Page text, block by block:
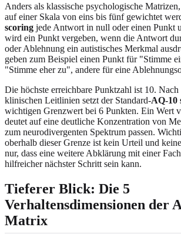
Anders als klassische psychologische
auf einer Skala von eins bis fünf gewichtet
scoring jede Antwort in null oder einen Punkt
wird ein Punkt vergeben, wenn die Antwort
oder Ablehnung ein autistisches Merkmal
geben zum Beispiel einen Punkt für "Stimme
"Stimme eher zu", andere für eine
Die höchste erreichbare Punktzahl ist 10.
klinischen Leitlinien setzt der Standard-AQ-10
wichtigen Grenzwert bei 6 Punkten. Ein Wert
deutet auf eine deutliche Konzentration von
zum neurodivergenten Spektrum passen.
oberhalb dieser Grenze ist kein Urteil und
nur, dass eine weitere Abklärung mit einer
hilfreicher nächster Schritt sein kann.
Tieferer Blick: Die 5
Verhaltensdimensionen der
Matrix